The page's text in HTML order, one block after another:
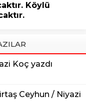
Köylü
Koç yazdı
Ceyhun / Niyazi